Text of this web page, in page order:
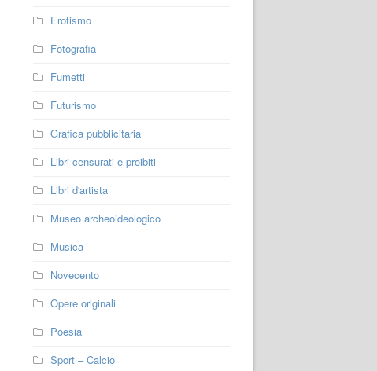
Erotismo
Fotografia
Fumetti
Futurismo
Grafica pubblicitaria
Libri censurati e proibiti
Libri d'artista
Museo archeoideologico
Musica
Novecento
Opere originali
Poesia
Sport – Calcio